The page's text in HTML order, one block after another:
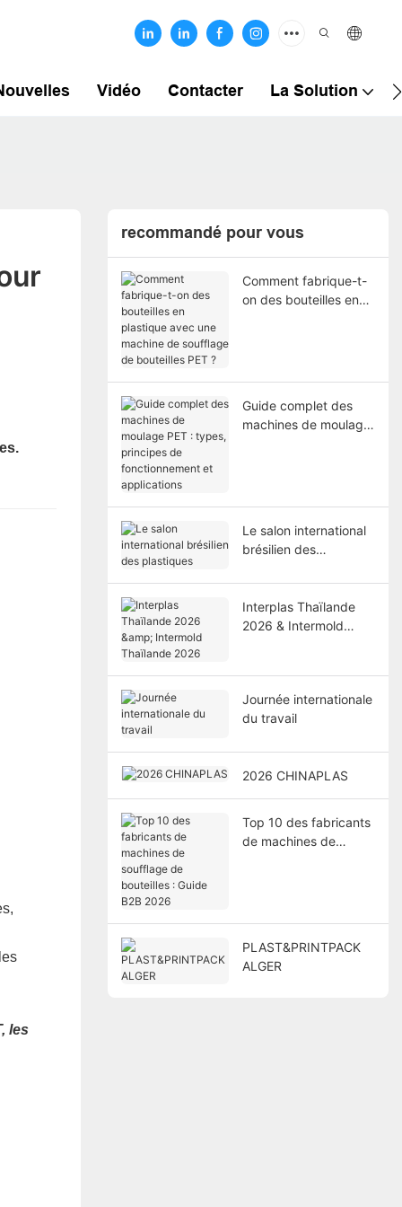
Vidéo Contacter La Solution
les
recommandé pour vous
Comment fabrique-t-
on des bouteilles en
Guide complet des
machines de moulage
Le salon international
brésilien des
Interplas Thaïlande
2026 & Intermold
Journée internationale
du travail
2026 CHINAPLAS
Top 10 des fabricants
de machines de
PLAST&PRINTPACK
ALGER